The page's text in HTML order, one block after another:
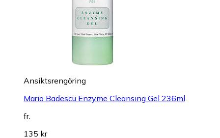
Ansiktsrengöring
Mario Badescu Enzyme Cleansing Gel 236ml
fr.
135 kr